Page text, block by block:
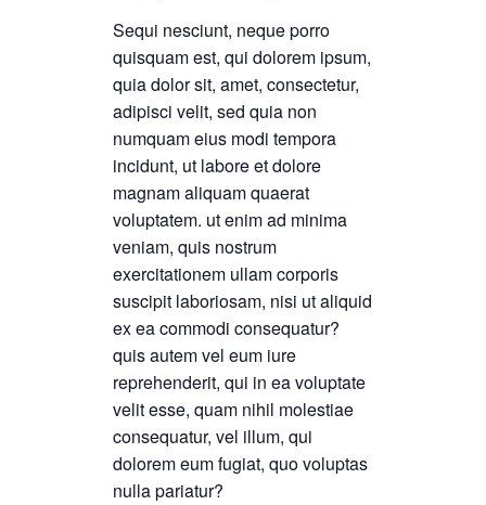
Sequi nesciunt, neque porro
quisquam est, qui dolorem ipsum,
quia dolor sit, amet, consectetur,
adipisci velit, sed quia non
numquam eius modi tempora
incidunt, ut labore et dolore
magnam aliquam quaerat
voluptatem. ut enim ad minima
veniam, quis nostrum
exercitationem ullam corporis
suscipit laboriosam, nisi ut aliquid
ex ea commodi consequatur?
quis autem vel eum iure
reprehenderit, qui in ea voluptate
velit esse, quam nihil molestiae
consequatur, vel illum, qui
dolorem eum fugiat, quo voluptas
nulla pariatur?